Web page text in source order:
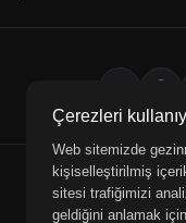
E-Mail
Çerezleri
Web sitemizde
kişiselleştirilmiş
sitesi trafiğimizi
geldiğini anlamak